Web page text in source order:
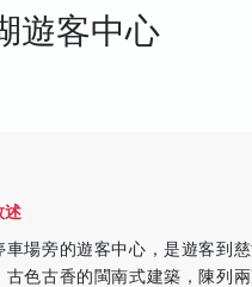
遊客中心
述
車場旁的遊客中心，是遊客到
古色古香的閩南式建築，陳列